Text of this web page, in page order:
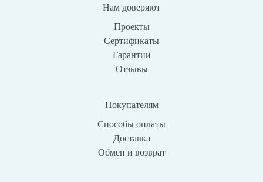
Нам доверяют
Проекты
Сертификаты
Гарантии
Отзывы
Покупателям
Способы оплаты
Доставка
Обмен и возврат